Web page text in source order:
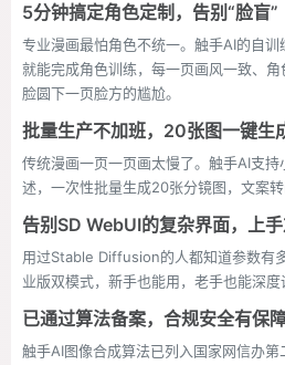
5分钟搞定角色定制，告别“脸盲”
专业漫画最怕角色不统一。触手AI的自
就能完成角色训练，每一页画风一致、
脸圆下一页脸方的尴尬。
批量生产不加班，20张图一键生
传统漫画一页一页画太慢了。触手AI支
述，一次性批量生成20张分镜图，文案转
告别SD WebUI的复杂界面，上
用过Stable Diffusion的人都知道参数有
业版双模式，新手也能用，老手也能深度
已通过算法备案，合规安全有保
触手AI图像合成算法已列入国家网信办